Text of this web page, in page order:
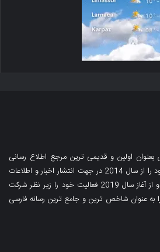
بعنوان اولین و قدیمی ترین مرجع اطلاع رسانی
فارسی زبان در قبرس فعالیت خود را از سال 2014 در جهت انتشار اخبار و اطلاعات
در حوزه های مختلف آغاز کرده و از آغاز سال 2019 فعالیت خود را زیر نظر شرکت
به عنوان شاخص ترین و جامع ترین رسانه فارسی